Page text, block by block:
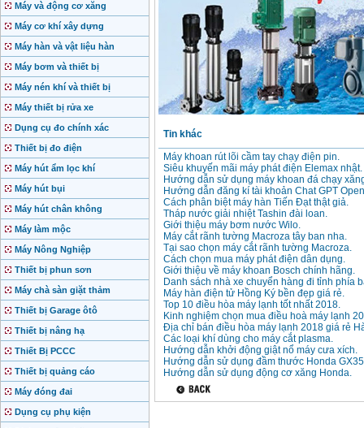
Máy và động cơ xăng
Máy cơ khí xây dựng
Máy hàn và vật liệu hàn
Máy bơm và thiết bị
Máy nén khí và thiết bị
Máy thiết bị rửa xe
Dụng cụ đo chính xác
Thiết bị đo điện
Máy hút ẩm lọc khí
Máy hút bụi
Máy hút chân không
Máy làm mộc
Máy Nông Nghiệp
Thiết bị phun sơn
Máy chà sàn giặt thảm
Thiết bị Garage ôtô
Thiết bị nâng hạ
Thiết Bị PCCC
Thiết bị quảng cáo
Máy đóng đai
Dụng cụ phụ kiện
Tin khác
Máy khoan rút lõi cầm tay chạy điện pin.
Siêu khuyến mãi máy phát điện Elemax nhật.
Hướng dẫn sử dụng máy khoan đá chạy
Hướng dẫn đăng kí tài khoản Chat GPT
Cách phân biệt máy hàn Tiến Đạt thật giả.
Tháp nước giải nhiệt Tashin đài loan.
Giới thiệu máy bơm nước Wilo.
Máy cắt rãnh tường Macroza tây ban nha.
Tại sao chọn máy cắt rãnh tường Macroza.
Cách chọn mua máy phát điện dân dụng.
Giới thiệu về máy khoan Bosch chính hãng.
Danh sách nhà xe chuyển hàng đi tỉnh phía
Máy hàn điện tử Hồng Ký bền đẹp giá rẻ.
Top 10 điều hòa máy lạnh tốt nhất 2018.
Kinh nghiệm chọn mua điều hoà máy lạnh
Địa chỉ bán điều hòa máy lạnh 2018 giá rẻ
Các loại khí dùng cho máy cắt plasma.
Hướng dẫn khởi động giật nổ máy cưa xích.
Hướng dẫn sử dụng đầm thước Honda
Hướng dẫn sử dụng động cơ xăng Honda.